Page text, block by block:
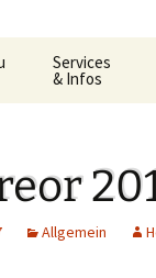
–
Services
& Infos
Gemeindeheft
St.Hildegard
Allgemein